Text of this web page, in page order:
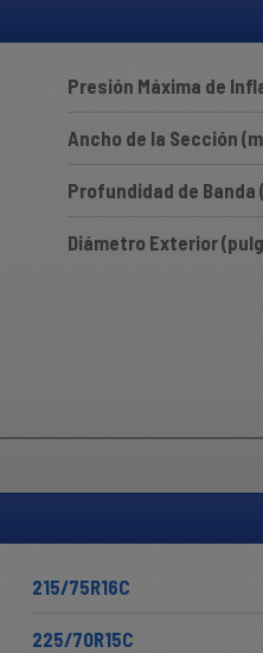
Presión Máxima de
Ancho de la Sección
Profundidad de
Diámetro Exterior
215/75R16C
225/70R15C